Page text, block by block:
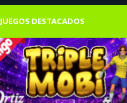
JUEGOS DESTACADOS